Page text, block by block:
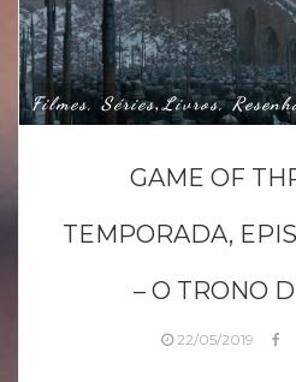
Filmes, Séries, Livros,
GAME OF
TEMPORADA,
– O TRONO
22/05/2019